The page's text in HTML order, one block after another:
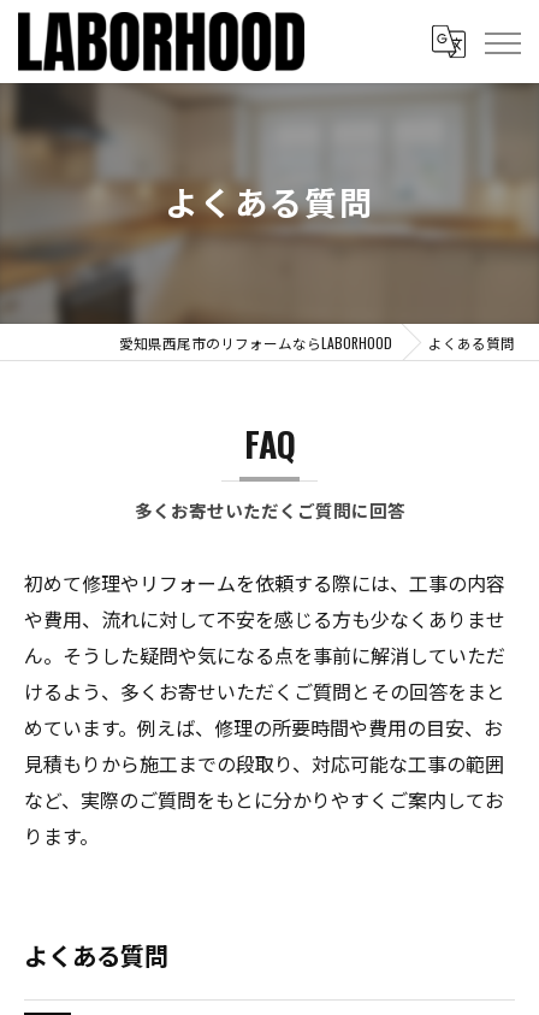
よくある質問
愛知県西尾市のリフォームならLABORHOOD よくある質問
多くお寄せいただくご質問に回答
FAQ
初めて修理やリフォームを依頼する際には、工事の内容
や費用、流れに対して不安を感じる方も少なくありませ
ん。そうした疑問や気になる点を事前に解消していただ
けるよう、多くお寄せいただくご質問とその回答をまと
めています。例えば、修理の所要時間や費用の目安、お
見積もりから施工までの段取り、対応可能な工事の範囲
など、実際のご質問をもとに分かりやすくご案内してお
ります。
よくある質問